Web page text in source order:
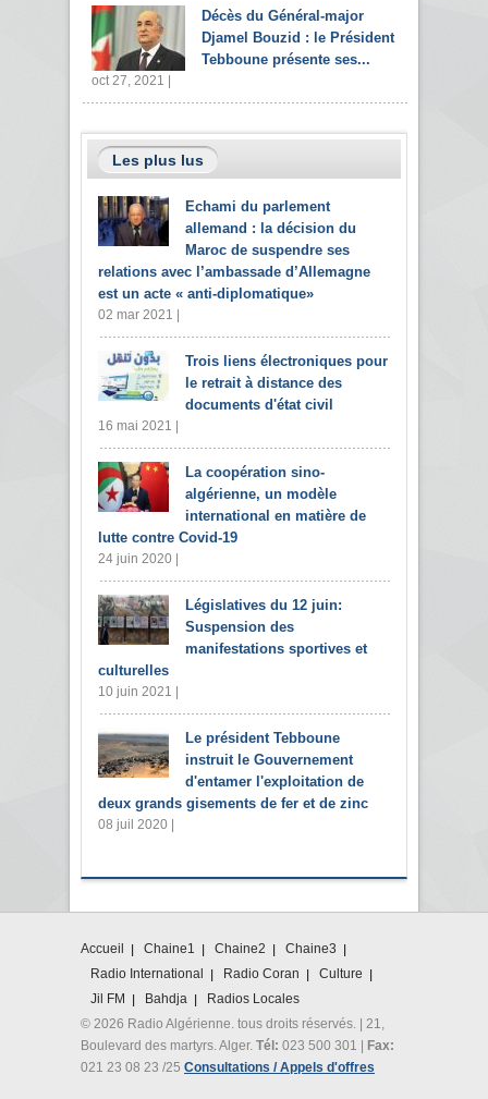
Décès du Général-major
Djamel Bouzid : le Président
Tebboune présente ses...
oct 27, 2021 |
Les plus lus
Echami du parlement
allemand : la décision du
Maroc de suspendre ses
relations avec l’ambassade d’Allemagne
est un acte « anti-diplomatique»
02 mar 2021 |
Trois liens électroniques pour
le retrait à distance des
documents d'état civil
16 mai 2021 |
La coopération sino-
algérienne, un modèle
international en matière de
lutte contre Covid-19
24 juin 2020 |
Législatives du 12 juin:
Suspension des
manifestations sportives et
culturelles
10 juin 2021 |
Le président Tebboune
instruit le Gouvernement
d'entamer l'exploitation de
deux grands gisements de fer et de zinc
08 juil 2020 |
Accueil Chaine1 Chaine2
Chaine3
Radio International
Radio Coran
Culture
Jil FM
Bahdja
Radios Locales
© 2026 Radio Algérienne. tous droits réservés. | 21,
Boulevard des martyrs. Alger. Tél: 023 500 301 |
Fax:
021 23 08 23 /25 Consultations / Appels d'offres